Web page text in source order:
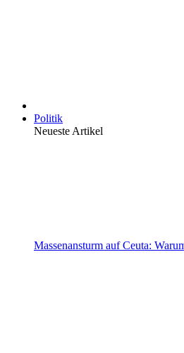
Politik
Neueste Artikel
Massenansturm auf Ceuta: